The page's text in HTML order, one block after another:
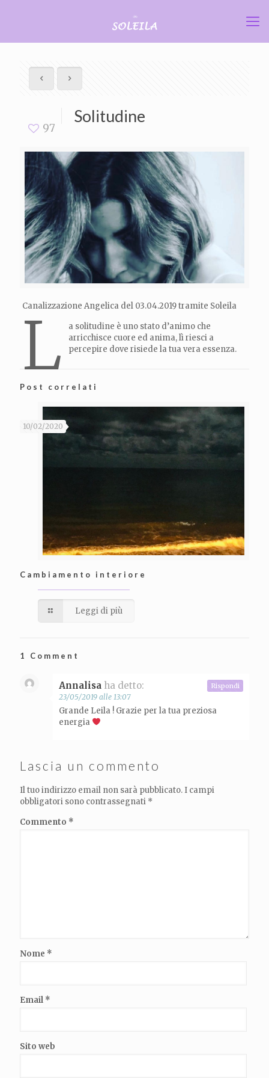
97
Solitudine
Canalizzazione Angelica del 03.04.2019 tramite Soleila
L
a solitudine è uno stato d’animo che
arricchisce cuore ed anima, lì riesci a
percepire dove risiede la tua vera essenza.
Post correlati
10/02/2020
Cambiamento interiore
Leggi di più
1 Comment
Annalisa ha detto:
23/05/2019 alle 13:07
Grande Leila ! Grazie per la tua preziosa
energia
Rispondi
Lascia un commento
Il tuo indirizzo email non sarà pubblicato. I campi
obbligatori sono contrassegnati *
Commento *
Nome *
Email *
Sito web